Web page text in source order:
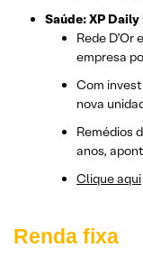
Saúde: XP
Rede
empresa
Com
nova
Remédios
anos,
Clique aqui
Renda fixa